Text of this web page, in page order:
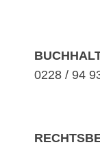
0228 / 94